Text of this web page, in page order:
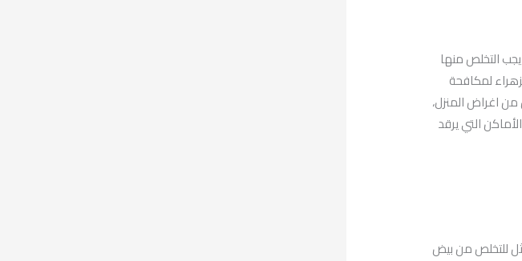
التخلص منها
لمكافحة
أي غرض من اغراض المنزل،
التي يرقد
للتخلص من بيض